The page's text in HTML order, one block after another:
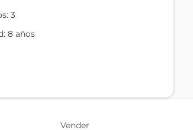
3
8años
Vender